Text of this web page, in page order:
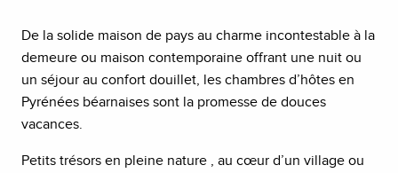
De la solide maison de pays au charme incontestable à la
demeure ou maison contemporaine offrant une nuit ou
un séjour au confort douillet, les chambres d’hôtes en
Pyrénées béarnaises sont la promesse de douces
vacances.
Petits trésors en pleine nature , au cœur d’un village ou